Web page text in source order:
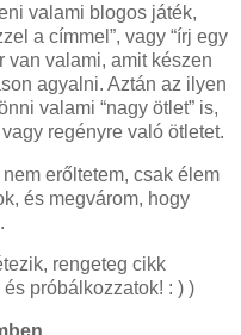
valami blogos játék,
a címmel”, vagy “írj egy
van valami, amit készen
agyalni. Aztán az ilyen
valami “nagy ötlet” is,
regényre való ötletet.
erőltetem, csak élem
és megvárom, hogy
rengeteg cikk
próbálkozzatok! : ) )